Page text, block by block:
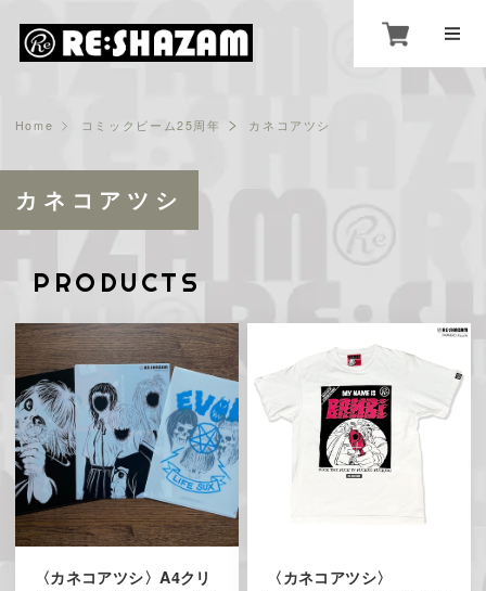
Home コミックビーム25周年 カネコアツシ
カネコアツシ
PRODUCTS
〈カネコアツシ〉A4クリ
〈カネコアツシ〉